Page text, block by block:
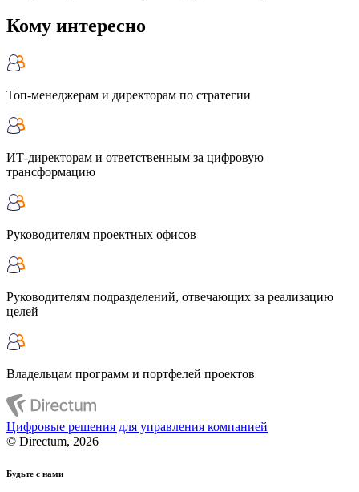
Кому интересно
Топ-менеджерам и директорам по стратегии
ИТ-директорам и ответственным за цифровую
трансформацию
Руководителям проектных офисов
Руководителям подразделений, отвечающих за реализацию
целей
Владельцам программ и портфелей проектов
Цифровые решения для управления компанией
© Directum, 2026
Будьте с нами